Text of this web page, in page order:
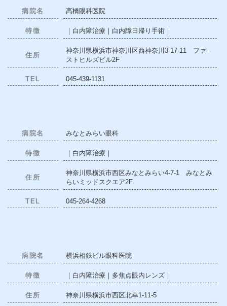
病院名 高橋眼科医院
特徴 ｜白内障治療｜白内障日帰り手術｜
住所
神奈川県横浜市神奈川区西神奈川3-17-11 ファ-
ストヒルズビル2F
TEL 045-439-1131
病院名 みなとみらい眼科
特徴 ｜白内障治療｜
住所
神奈川県横浜市西区みなとみらい4-7-1 みなとみ
らいミッドスクエア2F
TEL 045-264-4268
病院名 横浜相鉄ビル眼科医院
特徴 ｜白内障治療｜多焦点眼内レンズ｜
住所 神奈川県横浜市西区北幸1-11-5